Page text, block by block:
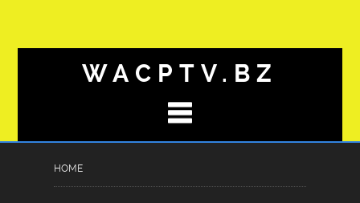
WACPTV.BZ
HOME